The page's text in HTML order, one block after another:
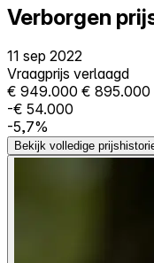
Verborgen
11 sep 2022
Vraagprijs verlaagd
€ 949.000 € 895.000
-€ 54.000
-5,7%
Bekijk volledige